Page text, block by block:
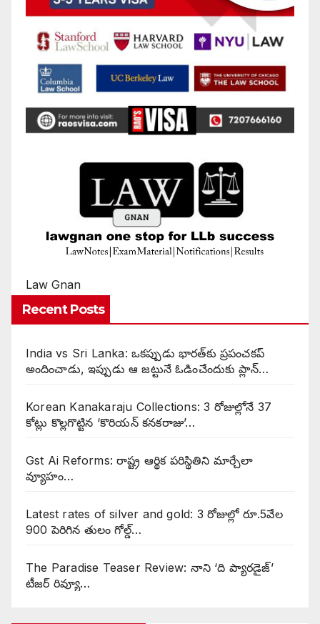
Law Gnan
Recent Posts
India vs Sri Lanka: ఒకప్పుడు భారత్‌కు ప్రపంచకప్
అందించాడు, ఇప్పుడు ఆ జట్టునే ఓడించేందుకు ప్లాన్‌…
Korean Kanakaraju Collections: 3 రోజుల్లోనే 37
కోట్లు కొల్లగొట్టిన ‘కొరియన్ కనకరాజు’…
Gst Ai Reforms: రాష్ట్ర ఆర్థిక పరిస్థితిని మార్చేలా
వ్యూహం…
Latest rates of silver and gold: 3 రోజుల్లో రూ.5వేల
900 పెరిగిన తులం గోల్డ్…
The Paradise Teaser Review: నాని ‘ది ప్యారడైజ్’
టీజర్ రివ్యూ…